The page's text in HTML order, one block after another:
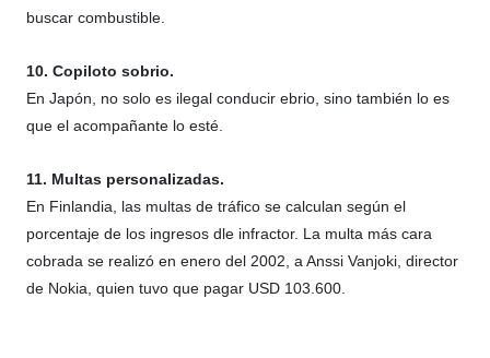
buscar combustible.
10. Copiloto sobrio.
En Japón, no solo es ilegal conducir ebrio, sino también lo es
que el acompañante lo esté.
11. Multas personalizadas.
En Finlandia, las multas de tráfico se calculan según el
porcentaje de los ingresos dle infractor. La multa más cara
cobrada se realizó en enero del 2002, a Anssi Vanjoki, director
de Nokia, quien tuvo que pagar USD 103.600.